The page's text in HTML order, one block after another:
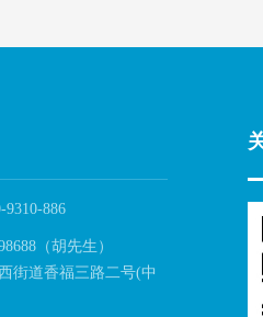
9310-886
（胡先生）
街道香福三路二号(中